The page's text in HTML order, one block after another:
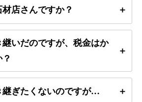
店さんですか？
継いだのですが、税金はか
継ぎたくないのですが…